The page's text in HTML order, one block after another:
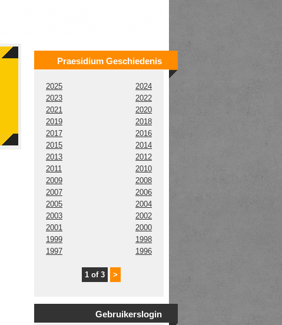
Praesidium Geschiedenis
2025
2024
2023
2022
2021
2020
2019
2018
2017
2016
2015
2014
2013
2012
2011
2010
2009
2008
2007
2006
2005
2004
2003
2002
2001
2000
1999
1998
1997
1996
1 of 3 >
Gebruikerslogin